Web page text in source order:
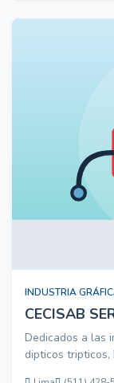
Trípticos •
INDUSTRIA
CECISAB
Dedicados a las
dipticos